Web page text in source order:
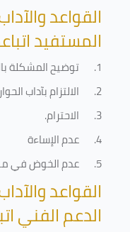
القواعد
المستفيد
1. توضيح المشكلة
2.
الالتزام بآداب الحوار
3.
الاحترام.
4.
عدم الإساءة
5.
عدم الخوض في
القواعد
الدعم الفني